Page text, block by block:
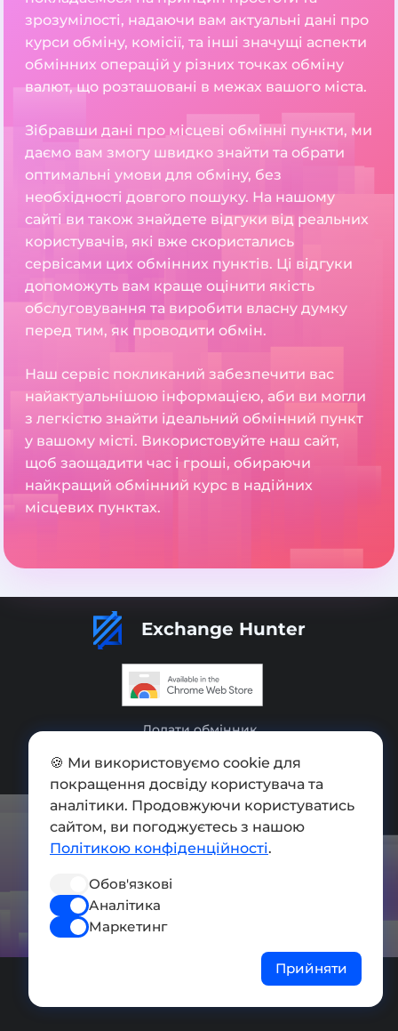
зрозумілості, надаючи вам актуальні дані про
курси обміну, комісії, та інші значущі аспекти
обмінних операцій у різних точках обміну
валют, що розташовані в межах вашого міста.
Зібравши дані про місцеві обмінні пункти, ми
даємо вам змогу швидко знайти та обрати
оптимальні умови для обміну, без
необхідності довгого пошуку. На нашому
сайті ви також знайдете відгуки від реальних
користувачів, які вже скористались
сервісами цих обмінних пунктів. Ці відгуки
допоможуть вам краще оцінити якість
обслуговування та виробити власну думку
перед тим, як проводити обмін.
Наш сервіс покликаний забезпечити вас
найактуальнішою інформацією, аби ви могли
з легкістю знайти ідеальний обмінний пункт
у вашому місті. Використовуйте наш сайт,
щоб заощадити час і гроші, обираючи
найкращий обмінний курс в надійних
місцевих пунктах.
Exchange Hunter
Додати обмінник
Мапа сайту
Press kit
Умови використання
Політика конфіденційності
СОЦ. МЕРЕЖІ
🍪 Ми використовуємо cookie для
покращення досвіду користувача та
аналітики. Продовжуючи користуватись
сайтом, ви погоджуєтесь з нашою
Політикою конфіденційності.
Обов'язкові
Аналітика
Маркетинг
Прийняти